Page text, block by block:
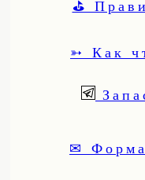
⛳
➳ Как
✉ Форма